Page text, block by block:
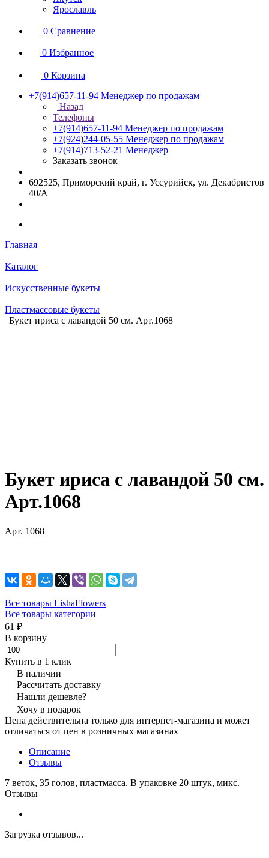
Ярославль
0 Сравнение
0 Избранное
0 Корзина
+7(914)657-11-94 Менеджер по продажам
Назад
Телефоны
+7(914)657-11-94 Менеджер по продажам
+7(924)244-05-55 Менеджер по продажам
+7(914)713-52-21 Менеджер
Заказать звонок
692525, Приморский край, г. Уссурийск, ул. Декабристов
40/А
Главная
Каталог
Искусственные букеты
Пластмассовые букеты
Букет ириса с лавандой 50 см. Арт.1068
Букет ириса с лавандой 50 см.
Арт.1068
Арт. 1068
Все товары LishaFlowers
Все товары категории
61 ₽
В корзину
Купить в 1 клик
В наличии
Рассчитать доставку
Нашли дешевле?
Хочу в подарок
Цена действительна только для интернет-магазина и может
отличаться от цен в розничных магазинах
Описание
Отзывы
7 веток, 35 голов, пластмасса. В упаковке 20 штук, микс.
Отзывы
Загрузка отзывов...